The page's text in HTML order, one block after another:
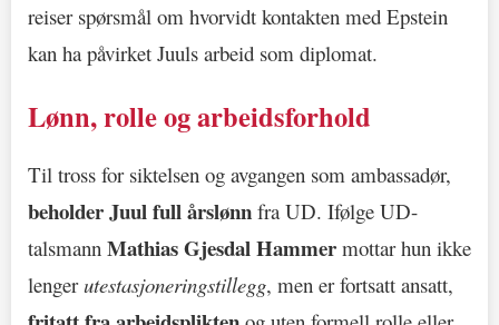
reiser spørsmål om hvorvidt kontakten med Epstein
kan ha påvirket Juuls arbeid som diplomat.
Lønn, rolle og arbeidsforhold
Til tross for siktelsen og avgangen som ambassadør,
beholder Juul full årslønn fra UD. Ifølge UD-
talsmann Mathias Gjesdal Hammer mottar hun ikke
lengerutestasjoneringstillegg, men er fortsatt ansatt,